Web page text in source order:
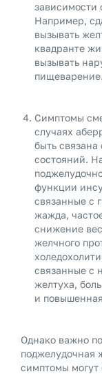
зависимости
Например,
вызывать
квадранте
вызывать
пищеварение.
Симптомы
случаях
быть
состояний.
функции
связанные с
жажда,
снижение
желчного
связанные с
желтуха,
и
Однако важно
поджелудочная
симптомы могут